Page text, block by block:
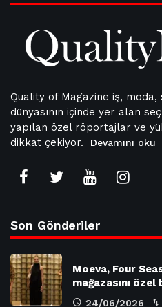
Quality of Magazine iş,
dünyasının içinde yer alan
yapılan özel röportajlar ve
dikkat çekiyor.
Devamını oku
Son Gönderiler
Moeva, Four
mağazasını
24/06/2026